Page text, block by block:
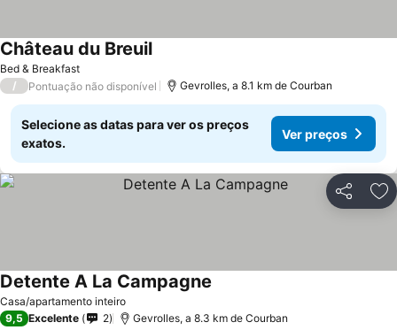
Bed & Breakfast
Château du BreuilVer preços
/ Pontuação não disponível Gevrolles, a 8.1 km de Courban
Selecione as datas para ver os preços
exatos.
Ver preços
Partilhar
Casa/apartamento inteiro
Detente A La Campagne
9,5 Excelente 2 Gevrolles, a 8.3 km de Courban